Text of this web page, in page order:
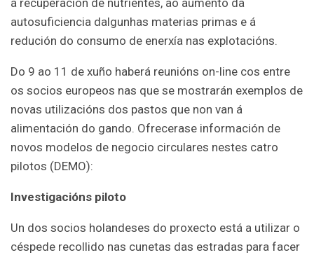
á recuperación de nutrientes, ao aumento da
autosuficiencia dalgunhas materias primas e á
redución do consumo de enerxía nas explotacións.
Do 9 ao 11 de xuño haberá reunións on-line cos entre
os socios europeos nas que se mostrarán exemplos de
novas utilizacións dos pastos que non van á
alimentación do gando. Ofrecerase información de
novos modelos de negocio circulares nestes catro
pilotos (DEMO):
Investigacións piloto
Un dos socios holandeses do proxecto está a utilizar o
céspede recollido nas cunetas das estradas para facer